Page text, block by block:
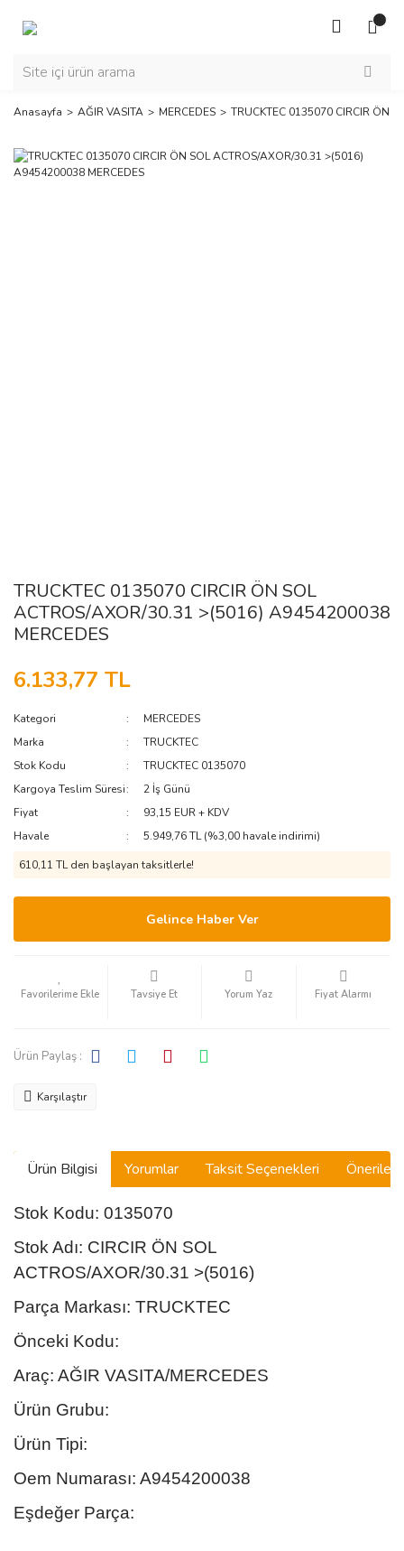
Anasayfa AĞIR VASITA MERCEDES TRUCKTEC 0135070 CIRCIR ÖN
TRUCKTEC 0135070 CIRCIR ÖN SOL
ACTROS/AXOR/30.31 >(5016) A9454200038
MERCEDES
6.133,77 TL
Kategori
MERCEDES
Marka
TRUCKTEC
Stok Kodu
TRUCKTEC 0135070
Kargoya Teslim Süresi
2 İş Günü
Fiyat
93,15 EUR + KDV
Havale
5.949,76 TL (%3,00 havale indirimi)
610,11 TL den başlayan taksitlerle!
Gelince Haber Ver
Tavsiye Et Yorum Yaz Fiyat Alarmı
Ürün Paylaş :
Karşılaştır
Ürün Bilgisi Yorumlar Taksit Seçenekleri
Stok Kodu: 0135070
Stok Adı: CIRCIR ÖN SOL
ACTROS/AXOR/30.31 >(5016)
Parça Markası: TRUCKTEC
Önceki Kodu:
Araç: AĞIR VASITA/MERCEDES
Ürün Grubu:
Ürün Tipi:
Oem Numarası: A9454200038
Eşdeğer Parça: